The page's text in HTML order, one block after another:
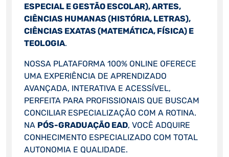
ESPECIAL E GESTÃO ESCOLAR), ARTES,
CIÊNCIAS HUMANAS (HISTÓRIA, LETRAS),
CIÊNCIAS EXATAS (MATEMÁTICA, FÍSICA) E
TEOLOGIA.
NOSSA PLATAFORMA 100% ONLINE OFERECE
UMA EXPERIÊNCIA DE APRENDIZADO
AVANÇADA, INTERATIVA E ACESSÍVEL,
PERFEITA PARA PROFISSIONAIS QUE BUSCAM
CONCILIAR ESPECIALIZAÇÃO COM A ROTINA.
NA PÓS-GRADUAÇÃO EAD, VOCÊ ADQUIRE
CONHECIMENTO ESPECIALIZADO COM TOTAL
AUTONOMIA E QUALIDADE.